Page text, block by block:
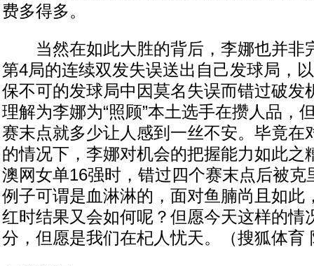
费多得多。
当然在如此大胜的背后，李娜也并非
第4局的连续双发失误送出自己发球局，
保不可的发球局中因莫名失误而错过破发
理解为李娜为“照顾”本土选手在攒人品，
赛末点就多少让人感到一丝不安。毕竟在
的情况下，李娜对机会的把握能力如此之
澳网女单16强时，错过四个赛末点后被克
例子可谓是血淋淋的，面对鱼腩尚且如此
红时结果又会如何呢？但愿今天这样的情
分，但愿是我们在杞人忧天。（搜狐体育